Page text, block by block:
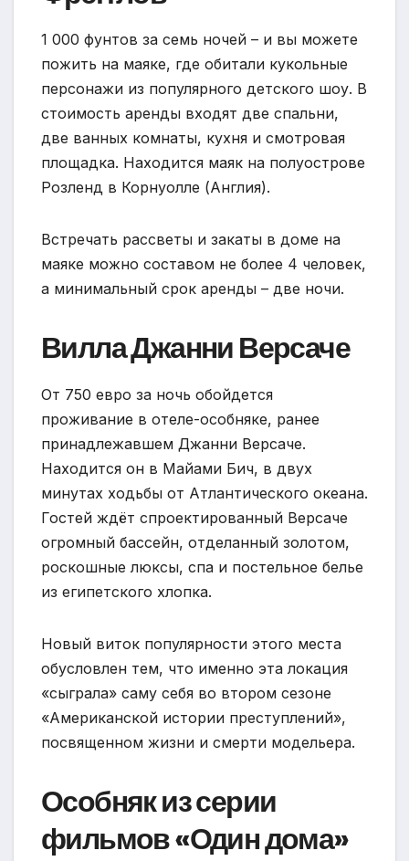
1 000 фунтов за семь ночей – и вы можете
пожить на маяке, где обитали кукольные
персонажи из популярного детского шоу. В
стоимость аренды входят две спальни,
две ванных комнаты, кухня и смотровая
площадка. Находится маяк на полуострове
Розленд в Корнуолле (Англия).
Встречать рассветы и закаты в доме на
маяке можно составом не более 4 человек,
а минимальный срок аренды – две ночи.
Вилла Джанни Версаче
От 750 евро за ночь обойдется
проживание в отеле-особняке, ранее
принадлежавшем Джанни Версаче.
Находится он в Майами Бич, в двух
минутах ходьбы от Атлантического океана.
Гостей ждёт спроектированный Версаче
огромный бассейн, отделанный золотом,
роскошные люксы, спа и постельное белье
из египетского хлопка.
Новый виток популярности этого места
обусловлен тем, что именно эта локация
«сыграла» саму себя во втором сезоне
«Американской истории преступлений»,
посвященном жизни и смерти модельера.
Особняк из серии
фильмов «Один дома»